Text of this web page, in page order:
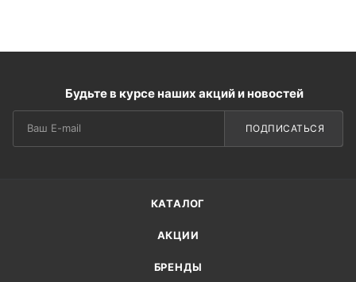
Будьте в курсе наших акций и новостей
ПОДПИСАТЬСЯ
КАТАЛОГ
АКЦИИ
БРЕНДЫ